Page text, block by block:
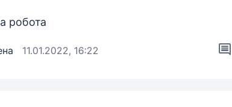
робота
11.01.2022, 16:22